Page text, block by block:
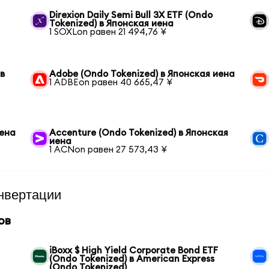
Direxion Daily Semi Bull 3X ETF (Ondo
Tokenized) в Японская иена
1 SOXLon равен 21 494,76 ¥
Adobe (Ondo Tokenized) в Японская иена
1 ADBEon равен 40 665,47 ¥
Accenture (Ondo Tokenized) в Японская
иена
1 ACNon равен 27 573,43 ¥
iBoxx $ High Yield Corporate Bond ETF
(Ondo Tokenized) в American Express